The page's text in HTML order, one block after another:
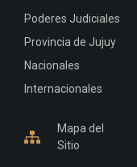
Poderes Judiciales
Provincia de Jujuy
Nacionales
Internacionales
Mapa del
Sitio